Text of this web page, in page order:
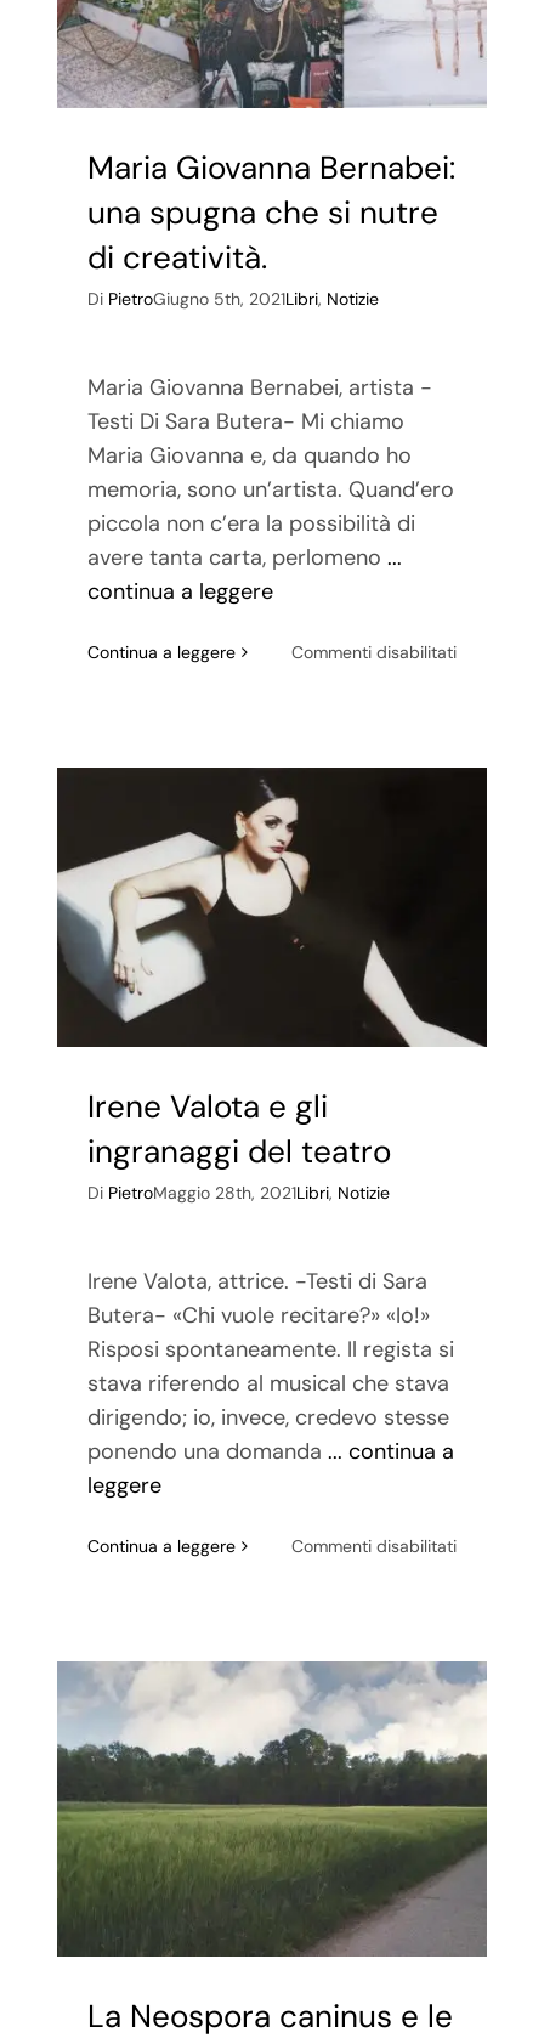
Maria Giovanna Bernabei:
una spugna che si nutre
di creatività.
Di PietroGiugno 5th, 2021Libri, Notizie
Maria Giovanna Bernabei, artista -
Testi Di Sara Butera- Mi chiamo
Maria Giovanna e, da quando ho
memoria, sono un’artista. Quand’ero
piccola non c’era la possibilità di
avere tanta carta, perlomeno ...
continua a leggere
Continua a leggere Commenti disabilitatisu
Irene Valota e gli
ingranaggi del teatro
Di PietroMaggio 28th, 2021Libri, Notizie
Irene Valota, attrice. -Testi di Sara
Butera- «Chi vuole recitare?» «Io!»
Risposi spontaneamente. Il regista si
stava riferendo al musical che stava
dirigendo; io, invece, credevo stesse
ponendo una domanda ... continua a
leggere
Continua a leggere Commenti disabilitatisu
ingranaggi
del
La Neospora caninus e le